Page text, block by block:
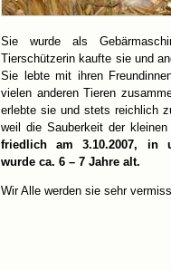
Sie wurde als
Tierschützerin kaufte sie und
Sie lebte mit ihren
vielen anderen Tieren
erlebte sie und stets reichlich
weil die Sauberkeit der
friedlich am 3.10.2007, in
wurde ca. 6 – 7 Jahre alt.
Wir Alle werden sie sehr